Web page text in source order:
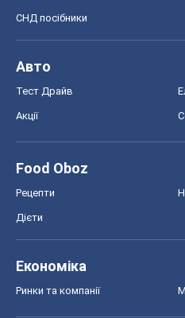
СНД посібники
Авто
Тест Драйв
Акції
Food Oboz
Рецепти
Дієти
Економіка
Ринки та компанії